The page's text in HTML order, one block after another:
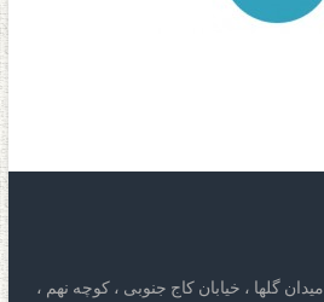
گلها ، خیابان کاج جنوبی ، کوچه نهم ،